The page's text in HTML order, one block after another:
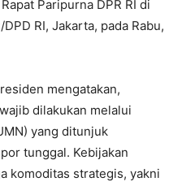
Paripurna DPR RI di
RI, Jakarta, pada Rabu,
mengatakan,
dilakukan melalui
yang ditunjuk
tunggal. Kebijakan
komoditas strategis, yakni